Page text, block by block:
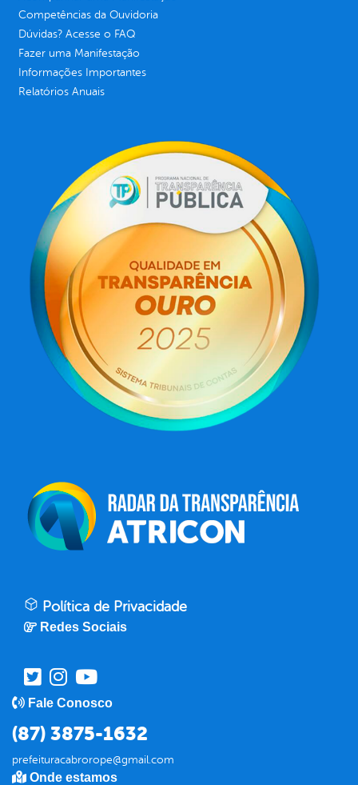
Competências da Ouvidoria
Dúvidas? Acesse o FAQ
Fazer uma Manifestação
Informações Importantes
Relatórios Anuais
Política de Privacidade
Redes Sociais
Fale Conosco
(87) 3875-1632
prefeituracabrorope@gmail.com
Onde estamos